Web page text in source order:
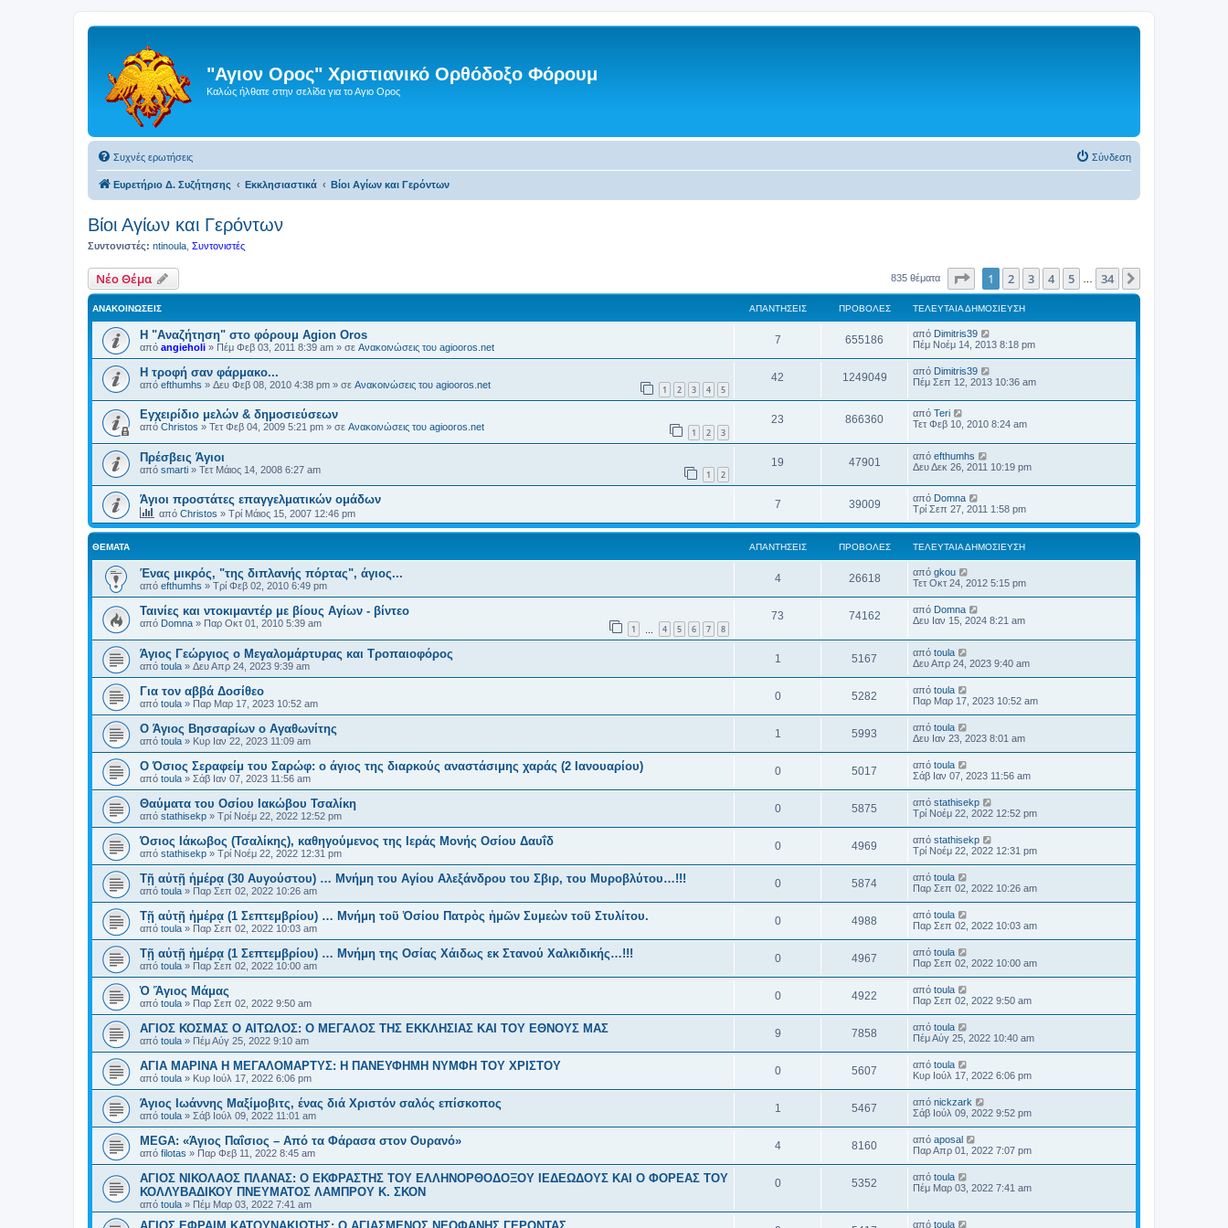
"Αγιον Ορος" Χριστιανικό Ορθόδοξο Φόρουμ
Καλώς ήλθατε στην σελίδα για το Αγιο Ορος
Συχνές ερωτήσεις Σύνδεση
Ευρετήριο Δ. Συζήτησης Εκκλησιαστικά Βίοι Αγίων και Γερόντων
Βίοι Αγίων και Γερόντων
Συντονιστές: ntinoula Συντονιστές
Νέο Θέμα 835 θέματα Σελίδα1 από 34
1 2 3 4 5 34
ΑΝΑΚΟΙΝΏΣΕΙΣ ΑΠΑΝΤΉΣΕΙΣ ΠΡΟΒΟΛΈΣ ΤΕΛΕΥΤΑΊΑ ΔΗΜΟΣΊΕΥΣΗ
Η "Αναζήτηση" στο φόρουμ Agion Oros
από angieholi » Πέμ Φεβ 03, 2011 8:39 am » σε Ανακοινώσεις του agiooros.net
7 655186 από Dimitris39
Πέμ Νοέμ 14, 2013 8:18 pm
H τροφή σαν φάρμακο...
από efthumhs » Δευ Φεβ 08, 2010 4:38 pm » σε Ανακοινώσεις του agiooros.net 1 2 3 4 5
42 1249049 από Dimitris39
Πέμ Σεπ 12, 2013 10:36 am
Εγχειρίδιο μελών & δημοσιεύσεων
από Christos » Τετ Φεβ 04, 2009 5:21 pm » σε Ανακοινώσεις του agiooros.net 1 2 3
23 866360 από Teri
Τετ Φεβ 10, 2010 8:24 am
Πρέσβεις Άγιοι
από smarti » Τετ Μάιος 14, 2008 6:27 am 1 2
19 47901 από efthumhs
Δευ Δεκ 26, 2011 10:19 pm
Άγιοι προστάτες επαγγελματικών ομάδων
από Christos » Τρί Μάιος 15, 2007 12:46 pm
7 39009 από Domna
Τρί Σεπ 27, 2011 1:58 pm
ΘΈΜΑΤΑ ΑΠΑΝΤΉΣΕΙΣ ΠΡΟΒΟΛΈΣ ΤΕΛΕΥΤΑΊΑ ΔΗΜΟΣΊΕΥΣΗ
Ένας μικρός, "της διπλανής πόρτας", άγιος...
από efthumhs » Τρί Φεβ 02, 2010 6:49 pm
4 26618 από gkou
Τετ Οκτ 24, 2012 5:15 pm
Ταινίες και ντοκιμαντέρ με βίους Αγίων - βίντεο
από Domna » Παρ Οκτ 01, 2010 5:39 am 1 4 5 6 7 8
73 74162 από Domna
Δευ Ιαν 15, 2024 8:21 am
Άγιος Γεώργιος ο Μεγαλομάρτυρας και Τροπαιοφόρος
από toula » Δευ Απρ 24, 2023 9:39 am
1 5167 από toula
Δευ Απρ 24, 2023 9:40 am
Για τον αββά Δοσίθεο
από toula » Παρ Μαρ 17, 2023 10:52 am
0 5282 από toula
Παρ Μαρ 17, 2023 10:52 am
Ο Άγιος Βησσαρίων ο Αγαθωνίτης
από toula » Κυρ Ιαν 22, 2023 11:09 am
1 5993 από toula
Δευ Ιαν 23, 2023 8:01 am
Ο Όσιος Σεραφείμ του Σαρώφ: ο άγιος της διαρκούς αναστάσιμης χαράς (2 Ιανουαρίου)
από toula » Σάβ Ιαν 07, 2023 11:56 am
0 5017 από toula
Σάβ Ιαν 07, 2023 11:56 am
Θαύματα του Οσίου Ιακώβου Τσαλίκη
από stathisekp » Τρί Νοέμ 22, 2022 12:52 pm
0 5875 από stathisekp
Τρί Νοέμ 22, 2022 12:52 pm
Όσιος Ιάκωβος (Τσαλίκης), καθηγούμενος της Ιεράς Μονής Οσίου Δαυΐδ
από stathisekp » Τρί Νοέμ 22, 2022 12:31 pm
0 4969 από stathisekp
Τρί Νοέμ 22, 2022 12:31 pm
Τῇ αὐτῇ ἡμέρᾳ (30 Αυγούστου) … Μνήμη του Αγίου Αλεξάνδρου του Σβιρ, του Μυροβλύτου…!!!
από toula » Παρ Σεπ 02, 2022 10:26 am
0 5874 από toula
Παρ Σεπ 02, 2022 10:26 am
Τῇ αὐτῇ ἡμέρᾳ (1 Σεπτεμβρίου) … Μνήμη τοῦ Ὁσίου Πατρὸς ἡμῶν Συμεὼν τοῦ Στυλίτου.
από toula » Παρ Σεπ 02, 2022 10:03 am
0 4988 από toula
Παρ Σεπ 02, 2022 10:03 am
Τῇ αὐτῇ ἡμέρᾳ (1 Σεπτεμβρίου) … Μνήμη της Οσίας Χάιδως εκ Στανού Χαλκιδικής…!!!
από toula » Παρ Σεπ 02, 2022 10:00 am
0 4967 από toula
Παρ Σεπ 02, 2022 10:00 am
Ὁ Ἅγιος Μάμας
από toula » Παρ Σεπ 02, 2022 9:50 am
0 4922 από toula
Παρ Σεπ 02, 2022 9:50 am
ΑΓΙΟΣ ΚΟΣΜΑΣ Ο ΑΙΤΩΛΟΣ: Ο ΜΕΓΑΛΟΣ ΤΗΣ ΕΚΚΛΗΣΙΑΣ ΚΑΙ ΤΟΥ ΕΘΝΟΥΣ ΜΑΣ
από toula » Πέμ Αύγ 25, 2022 9:10 am
9 7858 από toula
Πέμ Αύγ 25, 2022 10:40 am
ΑΓΙΑ ΜΑΡΙΝΑ Η ΜΕΓΑΛΟΜΑΡΤΥΣ: Η ΠΑΝΕΥΦΗΜΗ ΝΥΜΦΗ ΤΟΥ ΧΡΙΣΤΟΥ
από toula » Κυρ Ιούλ 17, 2022 6:06 pm
0 5607 από toula
Κυρ Ιούλ 17, 2022 6:06 pm
Άγιος Ιωάννης Μαξίμοβιτς, ένας διά Χριστόν σαλός επίσκοπος
από toula » Σάβ Ιούλ 09, 2022 11:01 am
1 5467 από nickzark
Σάβ Ιούλ 09, 2022 9:52 pm
MEGA: «Άγιος Παΐσιος – Από τα Φάρασα στον Ουρανό»
από filotas » Παρ Φεβ 11, 2022 8:45 am
4 8160 από aposal
Παρ Απρ 01, 2022 7:07 pm
ΑΓΙΟΣ ΝΙΚΟΛΑΟΣ ΠΛΑΝΑΣ: Ο ΕΚΦΡΑΣΤΗΣ ΤΟΥ ΕΛΛΗΝΟΡΘΟΔΟΞΟΥ ΙΕΔΕΩΔΟΥΣ ΚΑΙ Ο ΦΟΡΕΑΣ ΤΟΥ
ΚΟΛΛΥΒΑΔΙΚΟΥ ΠΝΕΥΜΑΤΟΣ ΛΑΜΠΡΟΥ Κ. ΣΚΟΝ
από toula » Πέμ Μαρ 03, 2022 7:41 am
0 5352 από toula
Πέμ Μαρ 03, 2022 7:41 am
από toula